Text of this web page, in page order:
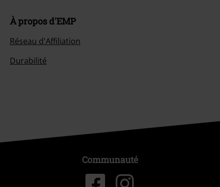
À propos d'EMP
Réseau d'Affiliation
Durabilité
Communauté